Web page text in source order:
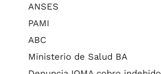
ANSES
PAMI
ABC
Ministerio de Salud BA